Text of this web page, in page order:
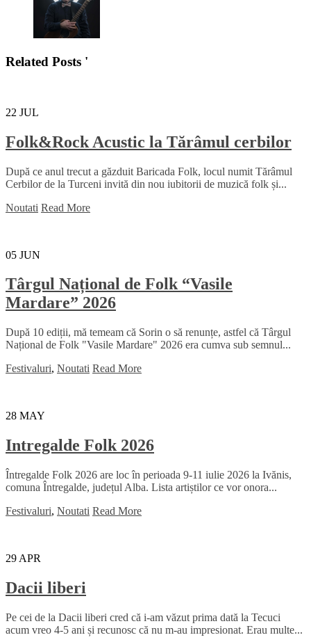
Related Posts '
22 JUL
Folk&Rock Acustic la Tărâmul cerbilor
După ce anul trecut a găzduit Baricada Folk, locul numit Tărâmul
Cerbilor de la Turceni invită din nou iubitorii de muzică folk și...
Noutati Read More
05 JUN
Târgul Național de Folk “Vasile
Mardare” 2026
După 10 ediții, mă temeam că Sorin o să renunțe, astfel că Târgul
Național de Folk "Vasile Mardare" 2026 era cumva sub semnul...
Festivaluri, Noutati Read More
28 MAY
Intregalde Folk 2026
Întregalde Folk 2026 are loc în perioada 9-11 iulie 2026 la Ivănis,
comuna Întregalde, județul Alba. Lista artiștilor ce vor onora...
Festivaluri, Noutati Read More
29 APR
Dacii liberi
Pe cei de la Dacii liberi cred că i-am văzut prima dată la Tecuci
acum vreo 4-5 ani și recunosc că nu m-au impresionat. Erau multe...